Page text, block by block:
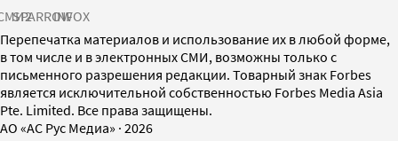
SPARROWINFOX
Перепечатка материалов и использование их в любой форме,
в том числе и в электронных СМИ, возможны только с
письменного разрешения редакции. Товарный знак Forbes
является исключительной собственностью Forbes Media Asia
Pte. Limited. Все права защищены.
AO «АС Рус Медиа» · 2026